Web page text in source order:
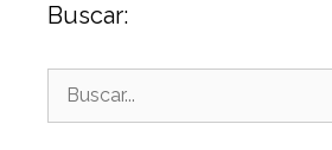
Buscar: